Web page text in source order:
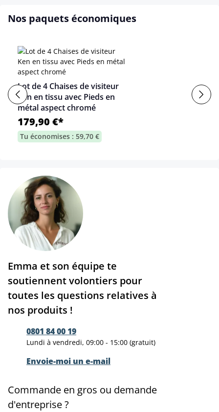
Nos paquets économiques
Lot de 4 Chaises de visiteur
Ken en tissu avec Pieds en
métal aspect chromé
179,90 €*
Tu économises : 59,70 €
Emma et son équipe te
soutiennent volontiers pour
toutes les questions relatives à
nos produits !
0801 84 00 19
Lundi à vendredi, 09:00 - 15:00 (gratuit)
Envoie-moi un e-mail
Commande en gros ou demande
d'entreprise ?